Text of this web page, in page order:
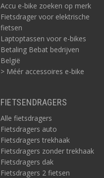
Accu e-bike zoeken op merk
Fietsdrager voor elektrische
fietsen
Laptoptassen voor e-bikes
Betaling Bebat bedrijven
België
> Méér accessoires e-bike
FIETSENDRAGERS
Alle fietsdragers
Fietsdragers auto
Fietsdragers trekhaak
Fietsdragers zonder trekhaak
Fietsdragers dak
Fietsdragers 2 fietsen